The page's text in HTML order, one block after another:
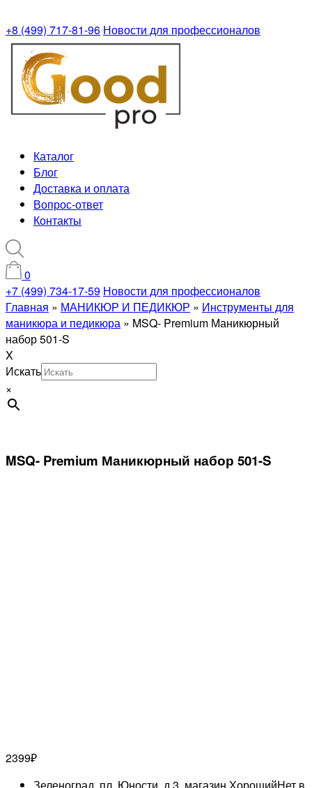
+8 (499) 717-81-96 Новости для профессионалов
Каталог
Блог
Доставка и оплата
Вопрос-ответ
Контакты
0
+7 (499) 734-17-59 Новости для профессионалов
Главная » МАНИКЮР И ПЕДИКЮР » Инструменты для
маникюра и педикюра » MSQ- Premium Маникюрный
набор 501-S
X
Искать
×
MSQ- Premium Маникюрный набор 501-S
2399₽